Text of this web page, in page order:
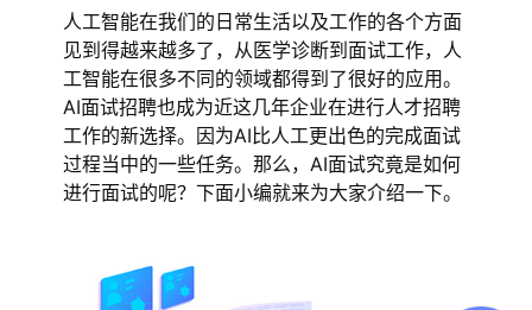
人工智能在我们的日常生活以及工作的各个方面
见到得越来越多了，从医学诊断到面试工作，人
工智能在很多不同的领域都得到了很好的应用。
AI面试招聘也成为近这几年企业在进行人才招聘
工作的新选择。因为AI比人工更出色的完成面试
过程当中的一些任务。那么，AI面试究竟是如何
进行面试的呢？下面小编就来为大家介绍一下。